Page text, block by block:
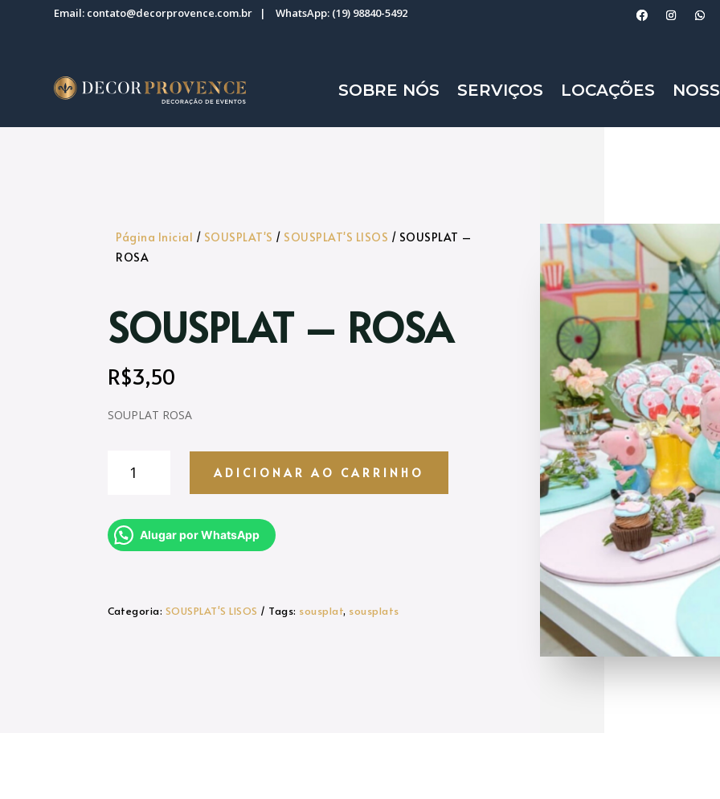
Email: contato@decorprovence.com.br | WhatsApp: (19) 98840-5492
SOBRE NÓS SERVIÇOS LOCAÇÕES
Página Inicial / SOUSPLAT'S / SOUSPLAT'S LISOS / SOUSPLAT –
ROSA
SOUSPLAT – ROSA
R$3,50
SOUPLAT ROSA
ADICIONAR AO CARRINHO
Alugar por WhatsApp
Categoria: SOUSPLAT'S LISOS Tags: sousplat, sousplats